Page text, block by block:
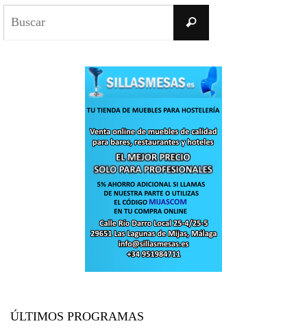
Buscar
ÚLTIMOS PROGRAMAS